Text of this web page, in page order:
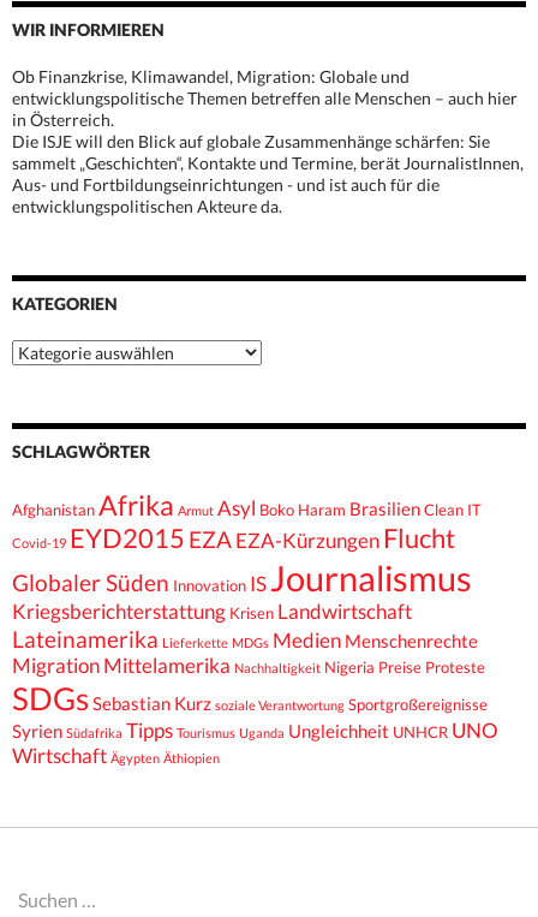
WIR INFORMIEREN
Ob Finanzkrise, Klimawandel, Migration: Globale und
entwicklungspolitische Themen betreffen alle Menschen – auch hier
in Österreich.
Die ISJE will den Blick auf globale Zusammenhänge schärfen: Sie
sammelt „Geschichten“, Kontakte und Termine, berät JournalistInnen,
Aus- und Fortbildungseinrichtungen - und ist auch für die
entwicklungspolitischen Akteure da.
KATEGORIEN
Kategorien
SCHLAGWÖRTER
AfghanistanAfrika Armut Asyl Boko Haram BrasilienClean IT
Covid-19 EYD2015 EZA EZA-Kürzungen Flucht
Globaler Süden Innovation IS Journalismus
Kriegsberichterstattung Krisen Landwirtschaft
Lateinamerika Lieferkette MDGs Medien Menschenrechte
Migration Mittelamerika Nachhaltigkeit Nigeria Preise Proteste
SDGsSebastian Kurz soziale Verantwortung Sportgroßereignisse
Syrien Südafrika Tipps Tourismus Uganda Ungleichheit UNHCR UNO
Wirtschaft Ägypten Äthiopien
Suchen